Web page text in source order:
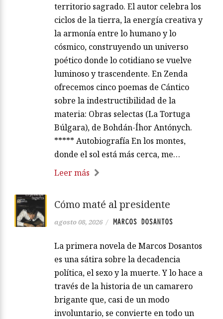
territorio sagrado. El autor celebra los
ciclos de la tierra, la energía creativa y
la armonía entre lo humano y lo
cósmico, construyendo un universo
poético donde lo cotidiano se vuelve
luminoso y trascendente. En Zenda
ofrecemos cinco poemas de Cántico
sobre la indestructibilidad de la
materia: Obras selectas (La Tortuga
Búlgara), de Bohdán-Íhor Antónych.
***** Autobiografía En los montes,
donde el sol está más cerca, me…
Leer más
Cómo maté al presidente
agosto 08, 2026 / MARCOS DOSANTOS
La primera novela de Marcos Dosantos
es una sátira sobre la decadencia
política, el sexo y la muerte. Y lo hace a
través de la historia de un camarero
brigante que, casi de un modo
involuntario, se convierte en todo un